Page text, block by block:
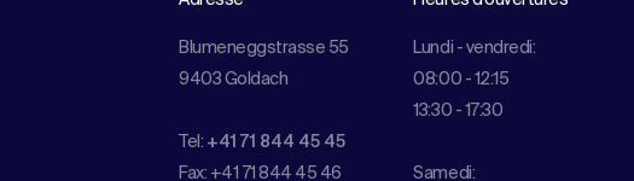
Blumeneggstrasse 55
9403 Goldach
Tel: +41 71 844 45 45
Fax: +41 71 844 45 46
Lundi - vendredi:
08:00 - 12:15
13:30 - 17:30
Samedi: